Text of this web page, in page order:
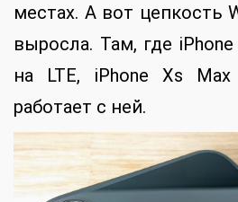
местах. А вот цепкость
выросла. Там, где
на LTE, iPhone Xs
работает с ней.